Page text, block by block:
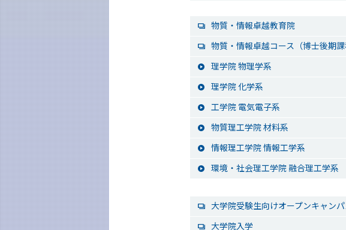
物質・情報卓越教育院
物質・情報卓越コース（博士後期課
理学院 物理学系
理学院 化学系
工学院 電気電子系
物質理工学院 材料系
情報理工学院 情報工学系
環境・社会理工学院 融合理工学系
大学院受験生向けオープンキャン
大学院入学